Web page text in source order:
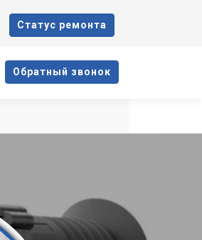
Cтатус ремонта
Oбратный звонок